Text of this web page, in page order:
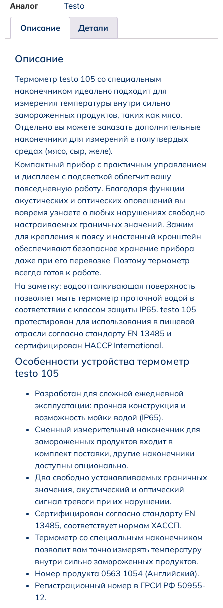
Аналог
Testo
Описание Детали
Описание
Термометр testo 105 со специальным
наконечником идеально подходит для
измерения температуры внутри сильно
замороженных прoдуктов, таких как мясо.
Отдельно вы можете заказать дополнительные
наконечники для измерений в полутвердых
средах (мясо, сыр, желе).
Компактный прибор с практичным управлением
и дисплеем с подсветкой облегчит вашу
повседневную работу. Благодаря функции
акустических и оптических оповещений вы
вовремя узнаете о любых нарушениях свободно
настраиваемых граничных значений. Зажим
для крепления к поясу и настенный кронштейн
обеспечивают безопасное хранение прибора
даже при его перевозке. Поэтому термометр
всегда готов к работе.
На заметку: водоотталкивающая поверхность
позволяет мыть термометр проточной водой в
соответствии с классом защиты IP65. testo 105
протестирован для использования в пищевой
отрасли согласно стандарту EN 13485 и
сертифицирован HACCP International.
Особенности устройства термометр
testo 105
Разработан для сложной ежедневной
эксплуатации: прочная конструкция и
возможность мойки водой (IP65).
Сменный измерительный наконечник для
замороженных продуктов входит в
комплект поставки, другие наконечники
доступны опционально.
Два свободно устанавливаемых граничных
значения, акустический и оптический
сигнал тревоги при их нарушении.
Сертифицирован согласно стандарту EN
13485, соответствует нормам ХАССП.
Термометр со специальным наконечником
позволит вам точно измерять температуру
внутри сильно замороженных продуктов.
Номер продукта 0563 1054 (Английский).
Регистрационный номер в ГРСИ РФ 50955-
12.